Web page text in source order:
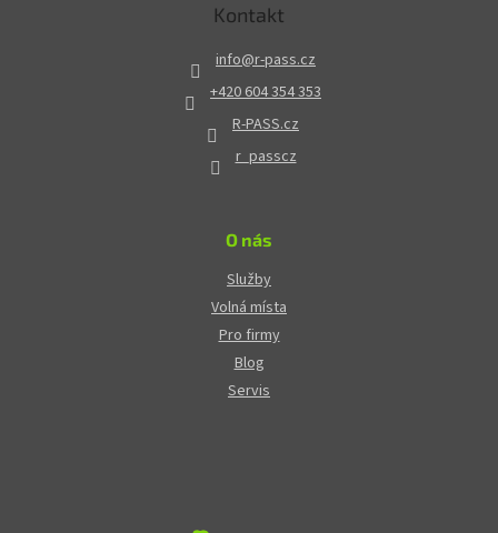
Kontakt
info@r-pass.cz
+420 604 354 353
R-PASS.cz
r_passcz
O nás
Služby
Volná místa
Pro firmy
Blog
Servis